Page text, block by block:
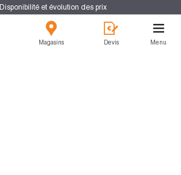
Disponibilité et évolution des prix
Magasins Devis Menu